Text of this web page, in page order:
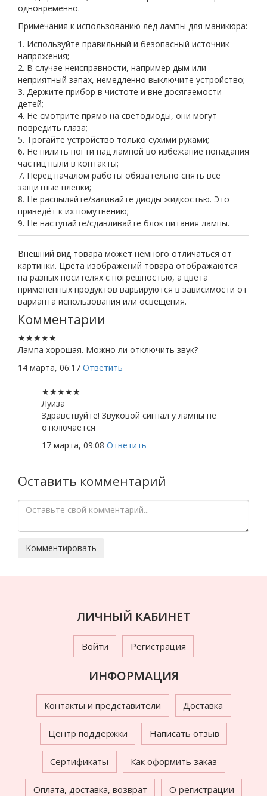
одновременно.
Примечания к использованию лед лампы для маникюра:
1. Используйте правильный и безопасный источник
напряжения;
2. В случае неисправности, например дым или
неприятный запах, немедленно выключите устройство;
3. Держите прибор в чистоте и вне досягаемости
детей;
4. Не смотрите прямо на светодиоды, они могут
повредить глаза;
5. Трогайте устройство только сухими руками;
6. Не пилить ногти над лампой во избежание попадания
частиц пыли в контакты;
7. Перед началом работы обязательно снять все
защитные плёнки;
8. Не распыляйте/заливайте диоды жидкостью. Это
приведёт к их помутнению;
9. Не наступайте/сдавливайте блок питания лампы.
Внешний вид товара может немного отличаться от
картинки. Цвета изображений товара отображаются
на разных носителях с погрешностью, а цвета
примененных продуктов варьируются в зависимости от
варианта использования или освещения.
Комментарии
Лампа хорошая. Можно ли отключить звук?
14 марта, 06:17 Ответить
Луиза
Здравствуйте! Звуковой сигнал у лампы не
отключается
17 марта, 09:08 Ответить
Оставить комментарий
ЛИЧНЫЙ КАБИНЕТ
Войти Регистрация
ИНФОРМАЦИЯ
Контакты и представители Доставка
Центр поддержки Написать отзыв
Сертификаты Как оформить заказ
Оплата, доставка, возврат О регистрации